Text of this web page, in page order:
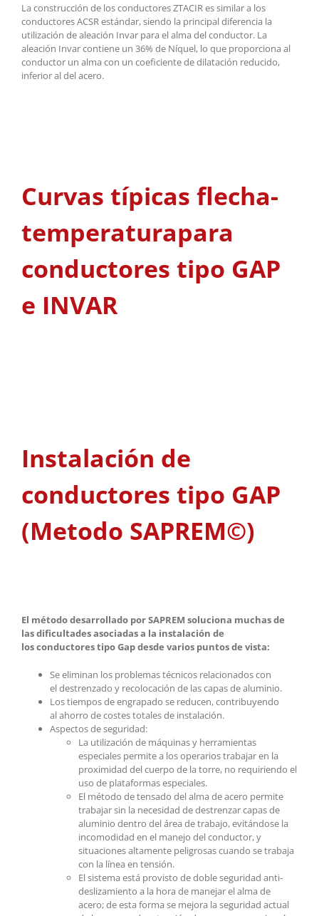
La construcción de los conductores ZTACIR es similar a los
conductores ACSR estándar, siendo la principal diferencia la
utilización de aleación Invar para el alma del conductor. La
aleación Invar contiene un 36% de Níquel, lo que proporciona al
conductor un alma con un coeficiente de dilatación reducido,
inferior al del acero.
Curvas típicas flecha-
temperaturapara
conductores tipo GAP
e INVAR
Instalación de
conductores tipo GAP
(Metodo SAPREM©)
El método desarrollado por SAPREM soluciona muchas de
las dificultades asociadas a la instalación de
los conductores tipo Gap desde varios puntos de vista:
Se eliminan los problemas técnicos relacionados con
el destrenzado y recolocación de las capas de aluminio.
Los tiempos de engrapado se reducen, contribuyendo
al ahorro de costes totales de instalación.
Aspectos de seguridad:
La utilización de máquinas y herramientas
especiales permite a los operarios trabajar en la
proximidad del cuerpo de la torre, no requiriendo el
uso de plataformas especiales.
El método de tensado del alma de acero permite
trabajar sin la necesidad de destrenzar capas de
aluminio dentro del área de trabajo, evitándose la
incomodidad en el manejo del conductor, y
situaciones altamente peligrosas cuando se trabaja
con la línea en tensión.
El sistema está provisto de doble seguridad anti-
deslizamiento a la hora de manejar el alma de
acero; de esta forma se mejora la seguridad actual